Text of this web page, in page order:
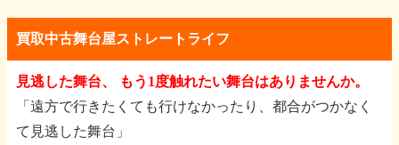
買取中古舞台屋ストレートライフ
見逃した舞台、 もう1度触れたい舞台はありませんか。
「遠方で行きたくても行けなかったり、都合がつかなく
て見逃した舞台」